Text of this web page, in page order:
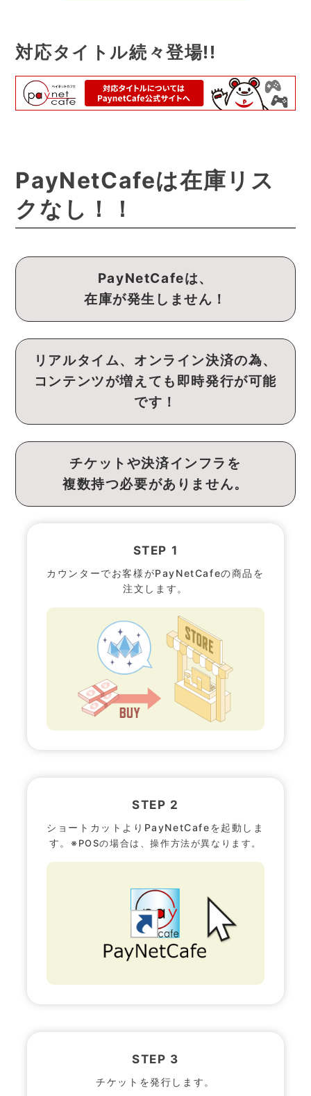
対応タイトル続々登場!!
PayNetCafeは在庫リス
クなし！！
PayNetCafeは、
在庫が発生しません！
リアルタイム、オンライン決済の為、
コンテンツが増えても即時発行が可能
です！
チケットや決済インフラを
複数持つ必要がありません。
STEP 1
カウンターでお客様がPayNetCafeの商品を
注文します。
STEP 2
ショートカットよりPayNetCafeを起動しま
す。 ※POSの場合は、操作方法が異なります。
STEP 3
チケットを発行します。